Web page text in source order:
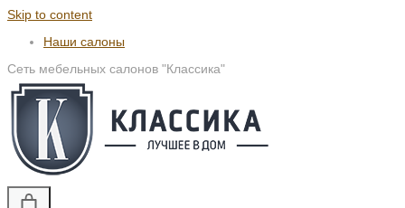
Skip to content
Наши салоны
Сеть мебельных салонов "Классика"